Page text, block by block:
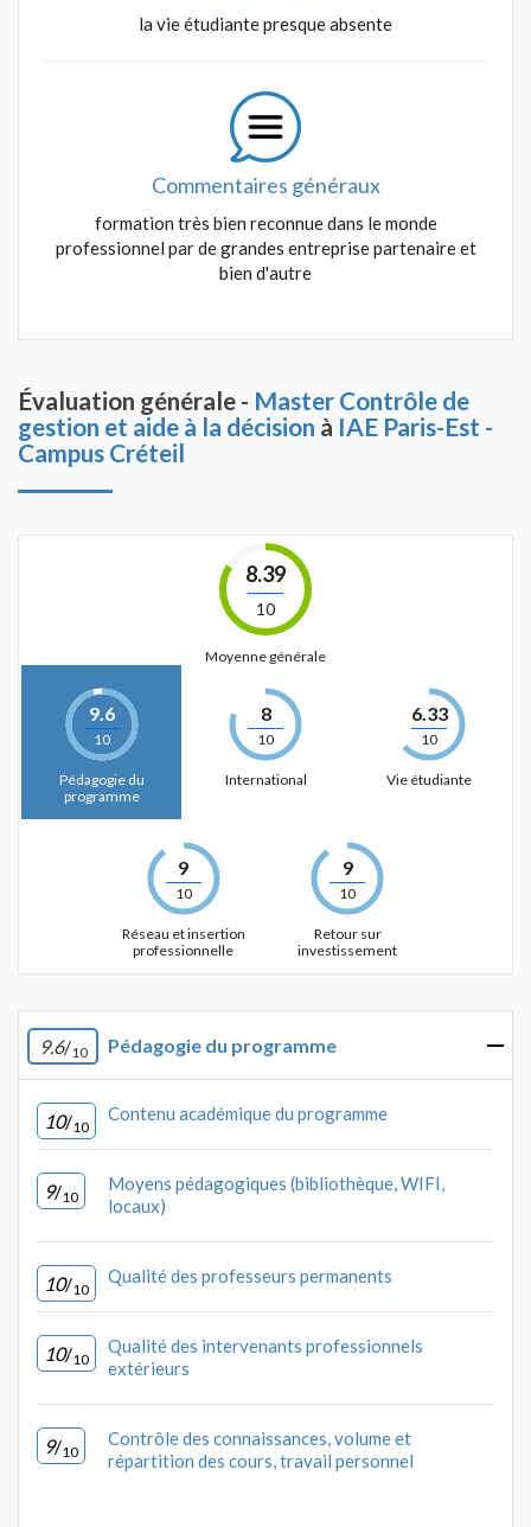
la vie étudiante presque absente
Commentaires généraux
formation très bien reconnue dans le monde
professionnel par de grandes entreprise partenaire et
bien d'autre
Évaluation générale - Master Contrôle de
gestion et aide à la décision à IAE Paris-Est -
Campus Créteil
8.39
10
Moyenne générale
9.6
10
Pédagogie du
programme
8
10
International
6.33
10
Vie étudiante
9
10
Réseau et insertion
professionnelle
9
10
Retour sur
investissement
9.6/10 Pédagogie du programme
10/10
Contenu académique du programme
9/10
Moyens pédagogiques (bibliothèque, WIFI,
locaux)
10/10
Qualité des professeurs permanents
10/10
Qualité des intervenants professionnels
extérieurs
9/10
Contrôle des connaissances, volume et
répartition des cours, travail personnel